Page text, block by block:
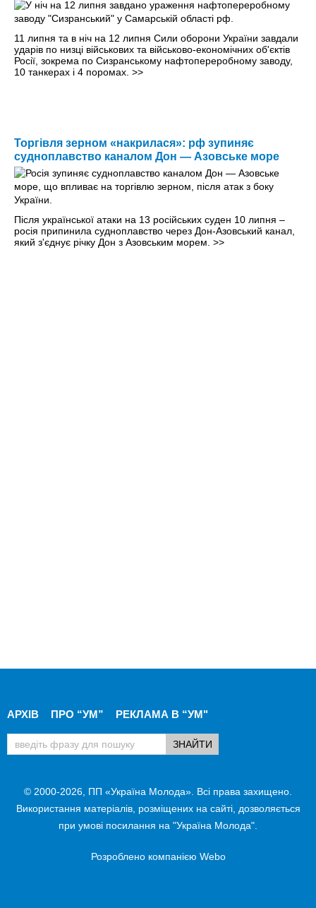
11 липня та в ніч на 12 липня Сили оборони України завдали
ударів по низці військових та військово-економічних об'єктів
Росії, зокрема по Сизранському нафтопереробному заводу,
10 танкерах і 4 поромах. >>
Торгівля зерном «накрилася»: рф зупиняє
судноплавство каналом Дон — Азовське море
Після української атаки на 13 російських суден 10 липня –
росія припинила судноплавство через Дон-Азовський канал,
який з'єднує річку Дон з Азовським морем. >>
АРХІВ ПРО “УМ” РЕКЛАМА В “УМ"
© 2000-2026, ПП «Україна Молода». Всі права захищено.
Використання матеріалів, розміщених на сайті, дозволяється
при умові посилання на "Україна Молода".
Розроблено компанією Webo